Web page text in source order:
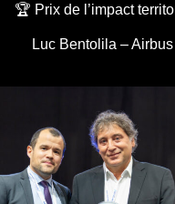
🏆 Prix de l’impact
Luc Bentolila – Airbus